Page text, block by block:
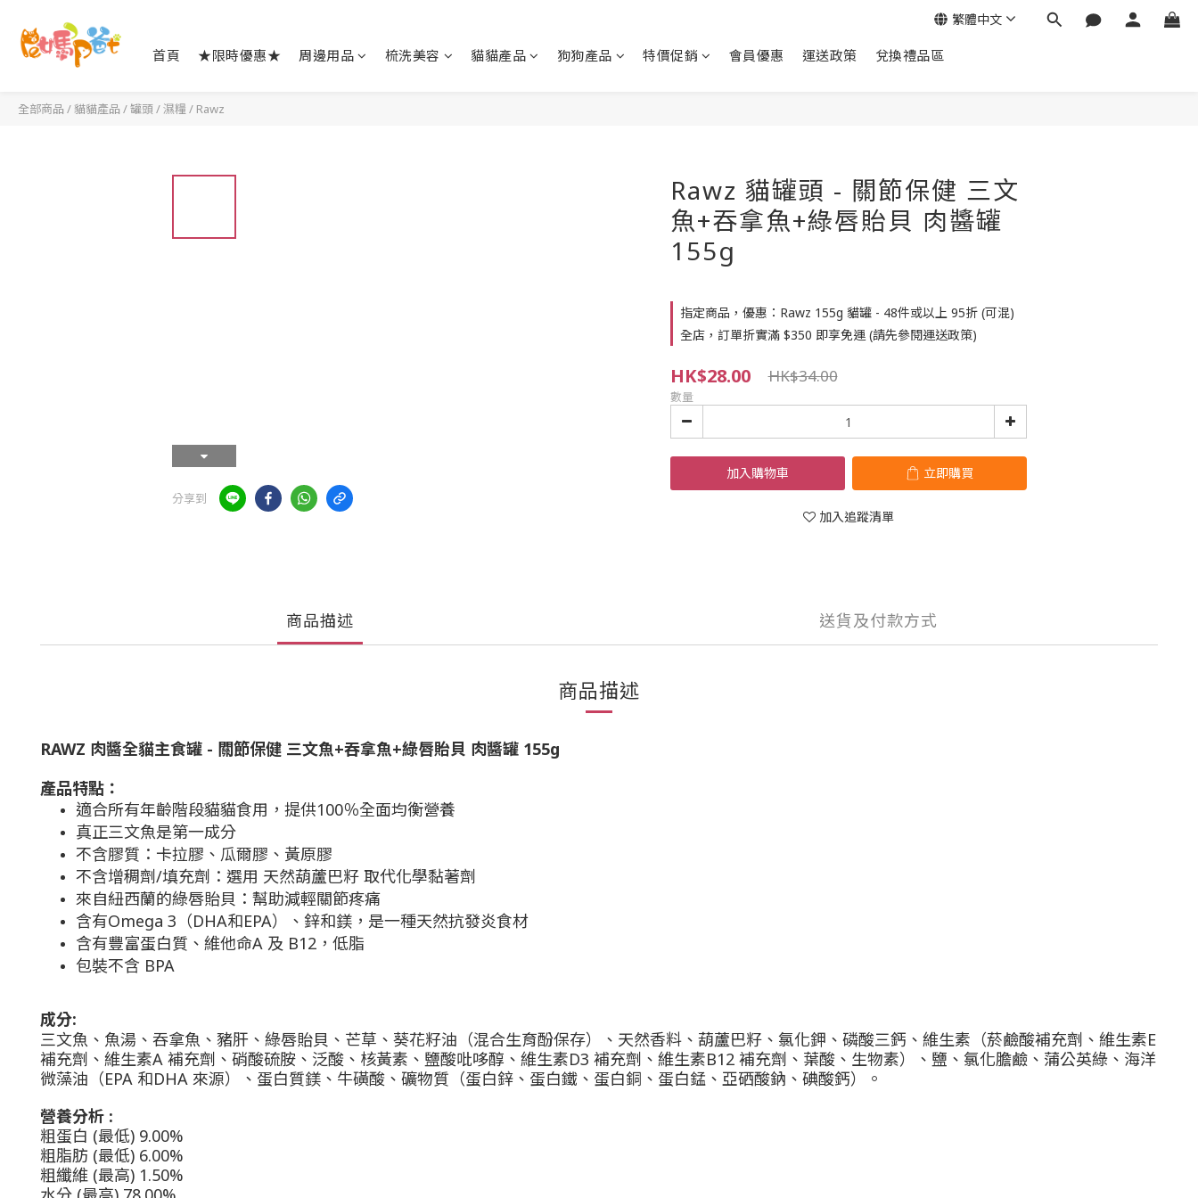
首頁 ★限時優惠★ 周邊用品 梳洗美容 貓貓產品 狗狗產品 特價促銷 會員優惠 運送政策 兌換禮品區
繁體中文
全部商品 /貓貓產品 /罐頭 / 濕糧 / Rawz
分享到
Rawz 貓罐頭 - 關節保健 三文
魚+吞拿魚+綠唇貽貝 肉醬罐
155g
指定商品，優惠：Rawz 155g 貓罐 - 48件或以上 95折 (可混)
全店，訂單折實滿 $350 即享免運 (請先參閱運送政策)
HK$28.00 HK$34.00
數量
加入購物車 立即購買
加入追蹤清單
商品描述 送貨及付款方式
商品描述
RAWZ 肉醬全貓主食罐 - 關節保健 三文魚+吞拿魚+綠唇貽貝 肉醬罐 155g
產品特點：
適合所有年齡階段貓貓食用，提供100％全面均衡營養
真正三文魚是第一成分
不含膠質：卡拉膠、瓜爾膠、黃原膠
不含增稠劑/填充劑：選用 天然葫蘆巴籽 取代化學黏著劑
來自紐西蘭的綠唇貽貝：幫助減輕關節疼痛
含有Omega 3（DHA和EPA）、鋅和鎂，是一種天然抗發炎食材
含有豐富蛋白質、維他命A 及 B12，低脂
包裝不含 BPA
成分:
三文魚、魚湯、吞拿魚、豬肝、綠唇貽貝、芒草、葵花籽油（混合生育酚保存）、天然香料、葫蘆巴籽、氯化鉀、磷酸三鈣、維生素（菸鹼酸補充劑、維生素E
補充劑、維生素A 補充劑、硝酸硫胺、泛酸、核黃素、鹽酸吡哆醇、維生素D3 補充劑、維生素B12 補充劑、葉酸、生物素）、鹽、氯化膽鹼、蒲公英綠、海洋
微藻油（EPA 和DHA 來源）、蛋白質鎂、牛磺酸、礦物質（蛋白鋅、蛋白鐵、蛋白銅、蛋白錳、亞硒酸鈉、碘酸鈣）。
營養分析 :
粗蛋白 (最低) 9.00%
粗脂肪 (最低) 6.00%
粗纖維 (最高) 1.50%